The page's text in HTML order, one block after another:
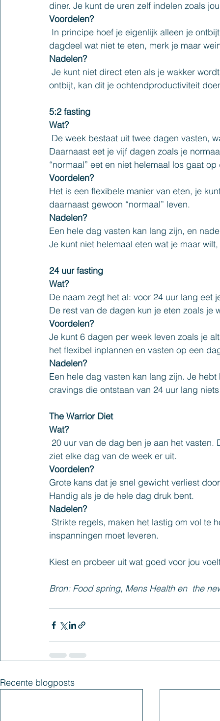
diner. Je kunt de uren zelf indelen zoals
Voordelen?
dagdeel wat niet te eten, merk je maar
Nadelen?
ontbijt, kan dit je ochtendproductiviteit
5:2 fasting
Wat?
Daarnaast eet je vijf dagen zoals je
“normaal” eet en niet helemaal los gaat
Voordelen?
Het is een flexibele manier van eten, je
daarnaast gewoon “normaal” leven.
Nadelen?
Een hele dag vasten kan lang zijn, en
Je kunt niet helemaal eten wat je maar
24 uur fasting
Wat?
De naam zegt het al: voor 24 uur lang
De rest van de dagen kun je eten zoals je
Voordelen?
Je kunt 6 dagen per week leven zoals je
het flexibel inplannen en vasten op een
Nadelen?
Een hele dag vasten kan lang zijn. Je
cravings die ontstaan van 24 uur lang
The Warrior Diet
Wat?
ziet elke dag van de week er uit.
Voordelen?
Grote kans dat je snel gewicht verliest
Handig als je de hele dag druk bent.
Nadelen?
inspanningen moet leveren.
Kiest en probeer uit wat goed voor jou
Bron: Food spring, Mens Health en  the
Recente blogposts